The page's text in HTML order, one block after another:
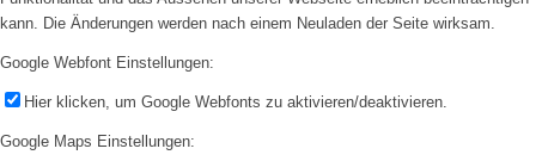
kann. Die Änderungen werden nach einem Neuladen der Seite wirksam.
Google Webfont Einstellungen:
Hier klicken, um Google Webfonts zu aktivieren/deaktivieren.
Google Maps Einstellungen: